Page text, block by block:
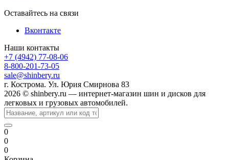
Оставайтесь на связи
Вконтакте
Наши контакты
+7 (4942) 77-08-06
8-800-201-73-05
sale@shinbery.ru
г. Кострома. Ул. Юрия Смирнова 83
2026 © shinbery.ru — интернет-магазин шин и дисков для
легковых и грузовых автомобилей.
0
0
0